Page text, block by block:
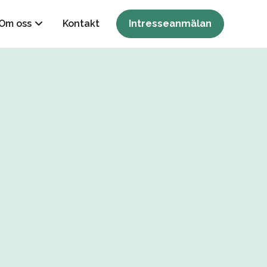
oss Kontakt Intresseanmälan